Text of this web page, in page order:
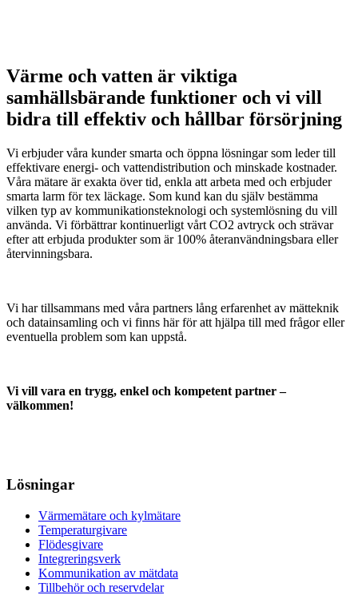
Värme och vatten är viktiga
samhällsbärande funktioner och vi vill
bidra till effektiv och hållbar försörjning
Vi erbjuder våra kunder smarta och öppna lösningar som leder till
effektivare energi- och vattendistribution och minskade kostnader.
Våra mätare är exakta över tid, enkla att arbeta med och erbjuder
smarta larm för tex läckage. Som kund kan du själv bestämma
vilken typ av kommunikationsteknologi och systemlösning du vill
använda. Vi förbättrar kontinuerligt vårt CO2 avtryck och strävar
efter att erbjuda produkter som är 100% återanvändningsbara eller
återvinningsbara.
Vi har tillsammans med våra partners lång erfarenhet av mätteknik
och datainsamling och vi finns här för att hjälpa till med frågor eller
eventuella problem som kan uppstå.
Vi vill vara en trygg, enkel och kompetent partner –
välkommen!
Lösningar
Värmemätare och kylmätare
Temperaturgivare
Flödesgivare
Integreringsverk
Kommunikation av mätdata
Tillbehör och reservdelar